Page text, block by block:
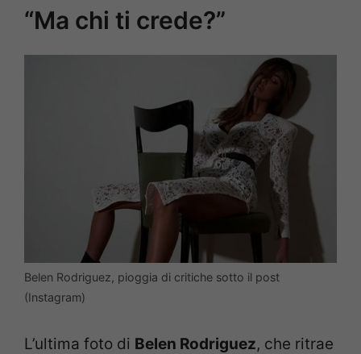
“Ma chi ti crede?”
Belen Rodriguez, pioggia di critiche sotto il post
(Instagram)
L’ultima foto di Belen Rodriguez, che ritrae